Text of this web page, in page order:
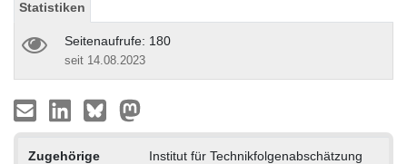
Statistiken
Seitenaufrufe: 180
seit 14.08.2023
Zugehörige
Institut für Technikfolgenabschätzung